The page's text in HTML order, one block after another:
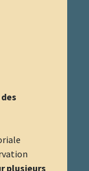
plusieurs